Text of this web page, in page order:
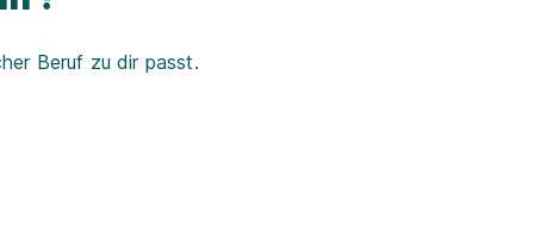
Beruf zu dir passt.